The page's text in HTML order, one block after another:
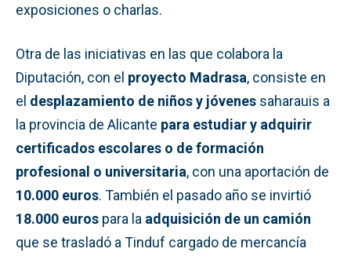
exposiciones o charlas.
Otra de las iniciativas en las que colabora la
Diputación, con el proyecto Madrasa, consiste en
el desplazamiento de niños y jóvenes saharauis a
la provincia de Alicante para estudiar y adquirir
certificados escolares o de formación
profesional o universitaria, con una aportación de
10.000 euros. También el pasado año se invirtió
18.000 euros para la adquisición de un camión
que se trasladó a Tinduf cargado de mercancía